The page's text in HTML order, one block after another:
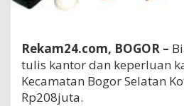
Rekam24.com, BOGOR –
tulis kantor dan keperluan
Kecamatan Bogor Selatan
Rp208juta.